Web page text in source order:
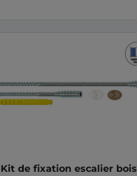
Kit de fixation escalier bois